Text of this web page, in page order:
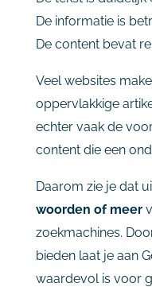
De informatie is
De content bevat
Veel websites
oppervlakkige
echter vaak de
content die een
Daarom zie je dat
woorden of meer
zoekmachines.
bieden laat je aan
waardevol is voor